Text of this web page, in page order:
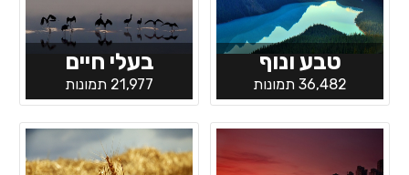
טבע ונוף
36,482 תמונות
בעלי חיים
21,977 תמונות